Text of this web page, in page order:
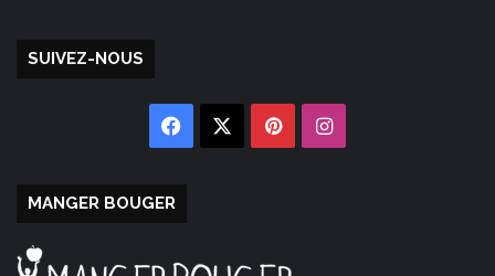
SUIVEZ-NOUS
Facebook PinterestInstagram
MANGER BOUGER